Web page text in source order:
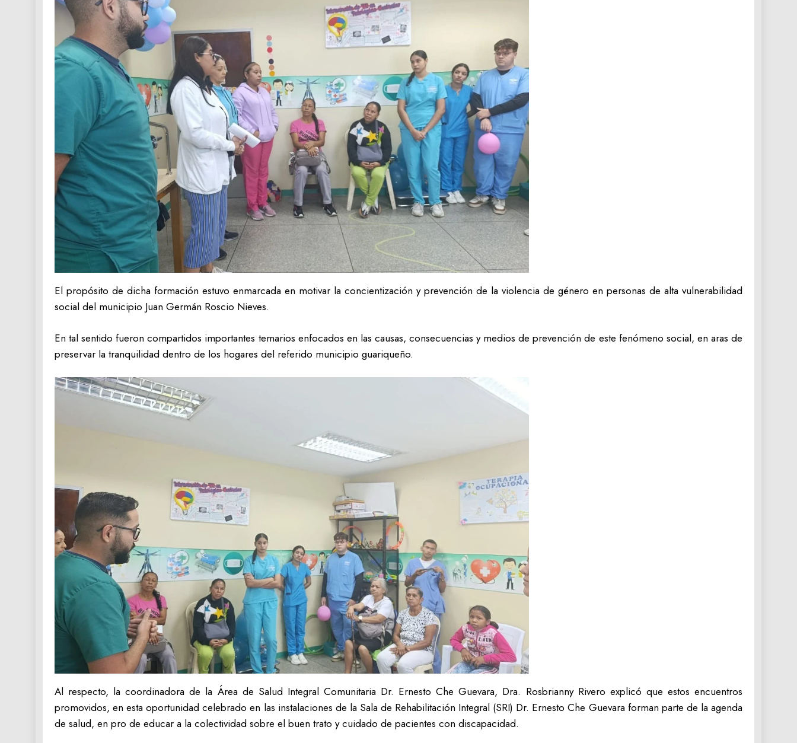
El propósito de dicha formación estuvo enmarcada en motivar la concientización y prevención de la violencia de género en personas de alta vulnerabilidad
social del municipio Juan Germán Roscio Nieves.
En tal sentido fueron compartidos importantes temarios enfocados en las causas, consecuencias y medios de prevención de este fenómeno social, en aras de
preservar la tranquilidad dentro de los hogares del referido municipio guariqueño.
Al respecto, la coordinadora de la Área de Salud Integral Comunitaria Dr. Ernesto Che Guevara, Dra. Rosbrianny Rivero explicó que estos encuentros
promovidos, en esta oportunidad celebrado en las instalaciones de la Sala de Rehabilitación Integral (SRI) Dr. Ernesto Che Guevara forman parte de la agenda
de salud, en pro de educar a la colectividad sobre el buen trato y cuidado de pacientes con discapacidad.